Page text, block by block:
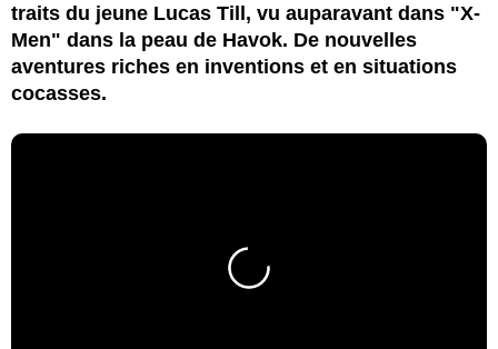
traits du jeune Lucas Till, vu auparavant dans "X-
Men" dans la peau de Havok. De nouvelles
aventures riches en inventions et en situations
cocasses.